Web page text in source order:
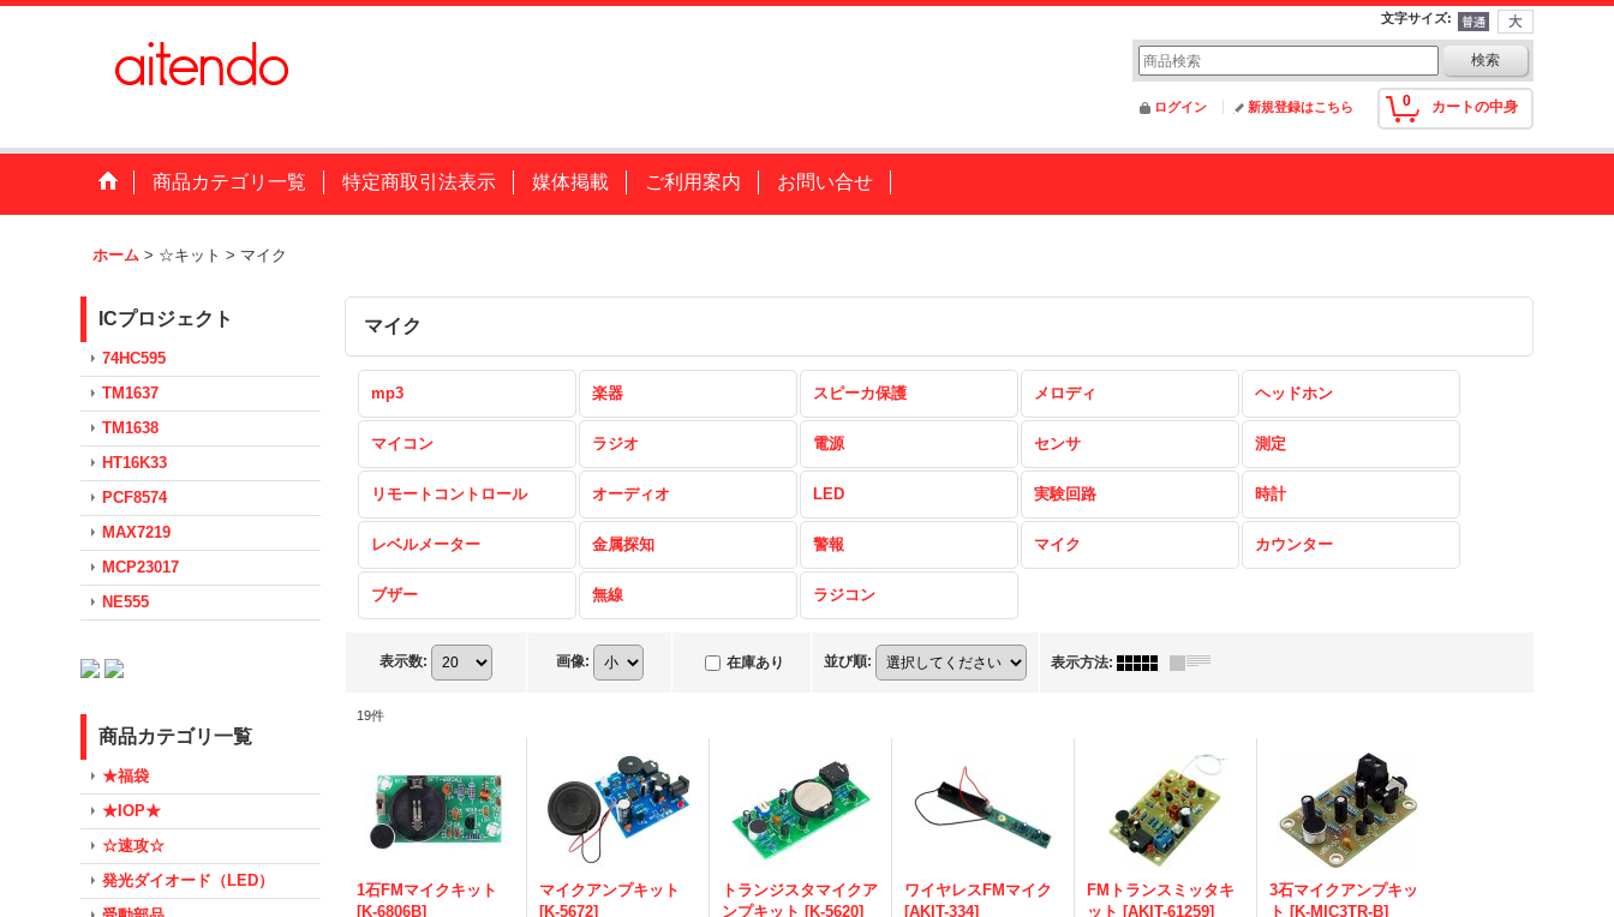
文字サイズ:
0 カートの中身
ログイン 新規登録はこちら
商品カテゴリ一覧 特定商取引法表示 媒体掲載 ご利用案内 お問い合せ
ホーム > ☆キット > マイク
ICプロジェクト
74HC595
TM1637
TM1638
HT16K33
PCF8574
MAX7219
MCP23017
NE555
商品カテゴリ一覧
★福袋
★IOP★
☆速攻☆
発光ダイオード（LED）
マイク
mp3 楽器 スピーカ保護 メロディ ヘッドホン
マイコン ラジオ 電源 センサ 測定
リモートコントロール オーディオ LED 実験回路 時計
レベルメーター 金属探知 警報 マイク カウンター
ブザー 無線 ラジコン
表示数: 画像: 在庫あり 並び順: 表示方法:
19件
1石FMマイクキット
[K-6806B]
マイクアンプキット
[K-5672]
トランジスタマイクア
ンプキット [K-5620]
ワイヤレスFMマイク
[AKIT-334]
FMトランスミッタキ
ット [AKIT-61259]
3石マイクアンプキッ
ト [K-MIC3TR-B]